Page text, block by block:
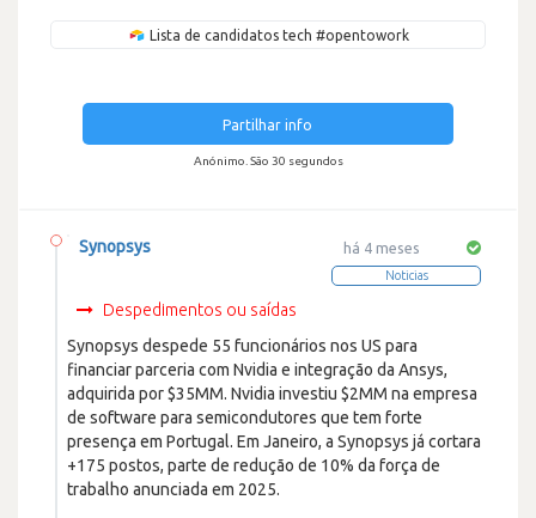
Lista de candidatos tech #opentowork
Partilhar info
Anónimo. São 30 segundos
há 4 meses
Noticias
Synopsys
Despedimentos ou saídas
Synopsys despede 55 funcionários nos US para
financiar parceria com Nvidia e integração da Ansys,
adquirida por $35MM. Nvidia investiu $2MM na empresa
de software para semicondutores que tem forte
presença em Portugal. Em Janeiro, a Synopsys já cortara
+175 postos, parte de redução de 10% da força de
trabalho anunciada em 2025.